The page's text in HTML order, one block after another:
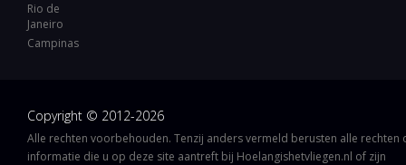
Rio de
Janeiro
Campinas
Copyright © 2012-2026
Alle rechten voorbehouden. Tenzij anders vermeld berusten alle rechten
informatie die u op deze site aantreft bij Hoelangishetvliegen.nl of zijn